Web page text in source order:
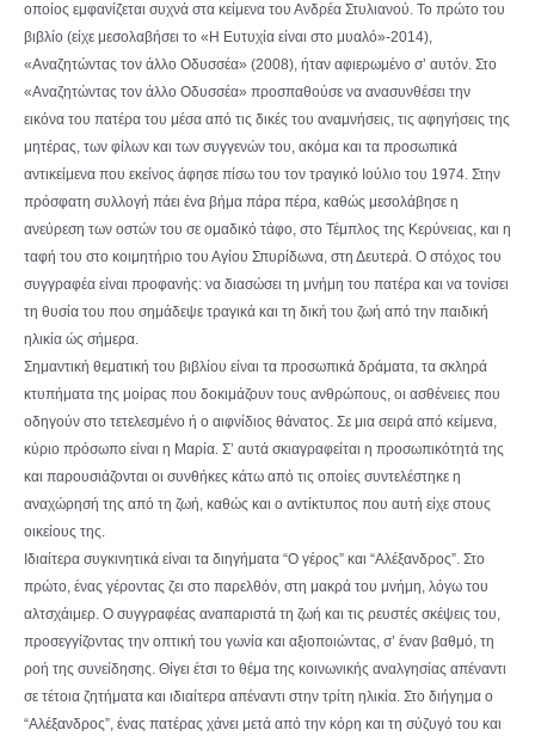
οποίος εμφανίζεται συχνά στα κείμενα του Ανδρέα Στυλιανού. Το πρώτο του
βιβλίο (είχε μεσολαβήσει το «Η Ευτυχία είναι στο μυαλό»-2014),
«Αναζητώντας τον άλλο Οδυσσέα» (2008), ήταν αφιερωμένο σ’ αυτόν. Στο
«Αναζητώντας τον άλλο Οδυσσέα» προσπαθούσε να ανασυνθέσει την
εικόνα του πατέρα του μέσα από τις δικές του αναμνήσεις, τις αφηγήσεις της
μητέρας, των φίλων και των συγγενών του, ακόμα και τα προσωπικά
αντικείμενα που εκείνος άφησε πίσω του τον τραγικό Ιούλιο του 1974. Στην
πρόσφατη συλλογή πάει ένα βήμα πάρα πέρα, καθώς μεσολάβησε η
ανεύρεση των οστών του σε ομαδικό τάφο, στο Τέμπλος της Κερύνειας, και η
ταφή του στο κοιμητήριο του Αγίου Σπυρίδωνα, στη Δευτερά. Ο στόχος του
συγγραφέα είναι προφανής: να διασώσει τη μνήμη του πατέρα και να τονίσει
τη θυσία του που σημάδεψε τραγικά και τη δική του ζωή από την παιδική
ηλικία ώς σήμερα.
Σημαντική θεματική του βιβλίου είναι τα προσωπικά δράματα, τα σκληρά
κτυπήματα της μοίρας που δοκιμάζουν τους ανθρώπους, οι ασθένειες που
οδηγούν στο τετελεσμένο ή ο αιφνίδιος θάνατος. Σε μια σειρά από κείμενα,
κύριο πρόσωπο είναι η Μαρία. Σ’ αυτά σκιαγραφείται η προσωπικότητά της
και παρουσιάζονται οι συνθήκες κάτω από τις οποίες συντελέστηκε η
αναχώρησή της από τη ζωή, καθώς και ο αντίκτυπος που αυτή είχε στους
οικείους της.
Ιδιαίτερα συγκινητικά είναι τα διηγήματα “Ο γέρος” και “Αλέξανδρος”. Στο
πρώτο, ένας γέροντας ζει στο παρελθόν, στη μακρά του μνήμη, λόγω του
αλτσχάιμερ. Ο συγγραφέας αναπαριστά τη ζωή και τις ρευστές σκέψεις του,
προσεγγίζοντας την οπτική του γωνία και αξιοποιώντας, σ’ έναν βαθμό, τη
ροή της συνείδησης. Θίγει έτσι το θέμα της κοινωνικής αναλγησίας απέναντι
σε τέτοια ζητήματα και ιδιαίτερα απέναντι στην τρίτη ηλικία. Στο διήγημα ο
“Αλέξανδρος”, ένας πατέρας χάνει μετά από την κόρη και τη σύζυγό του και